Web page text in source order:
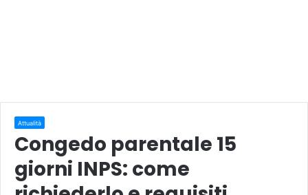
Attualità
Congedo parentale 15
giorni INPS: come